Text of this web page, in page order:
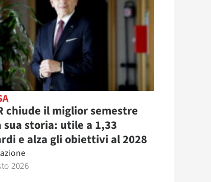
chiude il miglior semestre
sua storia: utile a 1,33
e alza gli obiettivi al 2028
2026